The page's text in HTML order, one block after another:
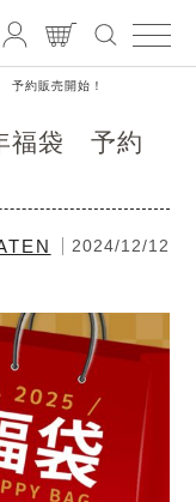
予約販売開始！
福袋 予約
2024/12/12